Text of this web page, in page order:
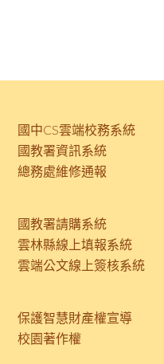
國中CS雲端校務系統
國教署資訊系統
總務處維修通報
國教署請購系統
雲林縣線上填報系統
雲端公文線上簽核系統
保護智慧財產權宣導
校園著作權